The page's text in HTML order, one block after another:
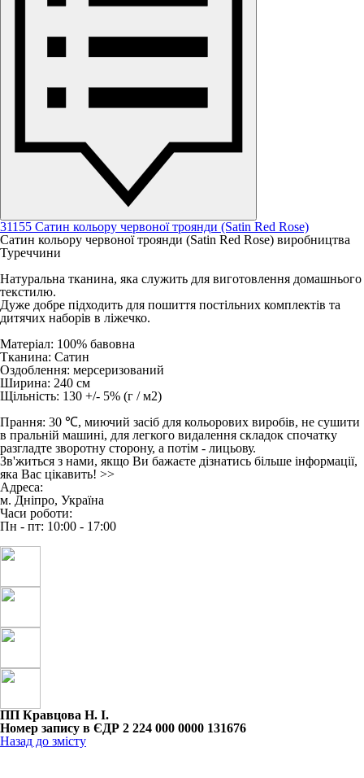
31155 Сатин кольору червоної троянди (Satin Red Rose)
Сатин кольору червоної троянди (Satin Red Rose) виробництва
Туреччини
Натуральна тканина, яка служить для виготовлення домашнього
текстилю.
Дуже добре підходить для пошиття постільних комплектів та
дитячих наборів в ліжечко.
Матеріал: 100% бавовна
Тканина: Сатин
Оздоблення: мерсеризований
Ширина: 240 см
Щільність: 130 +/- 5% (г / м2)
Прання: 30 ℃, миючий засіб для кольорових виробів, не сушити
в пральній машині, для легкого видалення складок спочатку
разгладте зворотну сторону, а потім - лицьову.
Зв'житься з нами, якщо Ви бажаєте дізнатись більше інформації,
яка Вас цікавить! >>
Адреса:
м. Дніпро, Україна
Часи роботи:
Пн - пт: 10:00 - 17:00
ПП Кравцова Н. І.
Номер запису в ЄДР 2 224 000 0000 131676
Назад до змісту